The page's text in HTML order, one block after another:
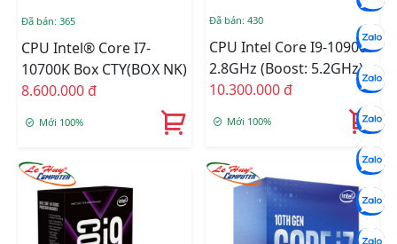
Đã bán: 365
CPU Intel® Core I7-
10700K Box CTY(BOX NK)
8.600.000 đ
Mới 100%
Đã bán: 430
CPU Intel Core I9-10900 -
2.8GHz (Boost: 5.2GHz)
BOX CÔNG TY
10.300.000 đ
Mới 100%